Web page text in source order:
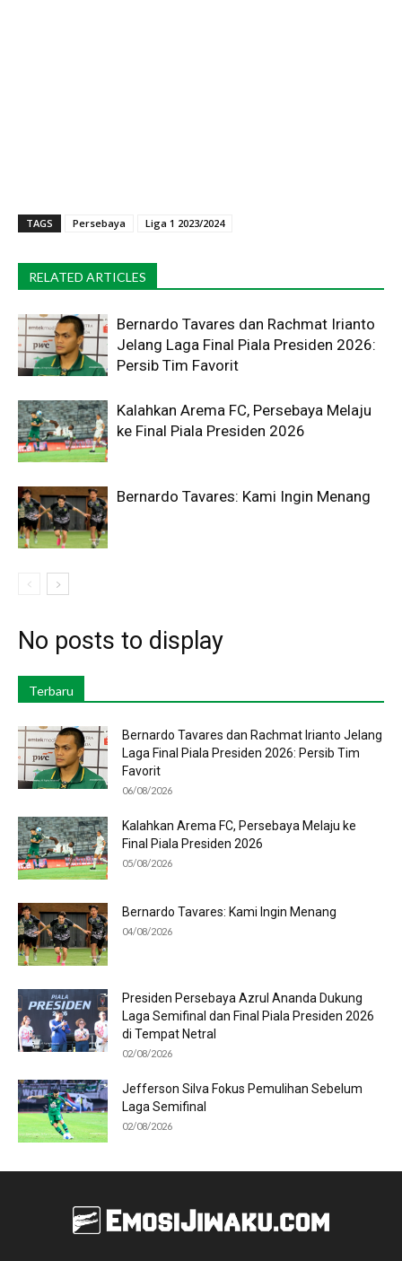
TAGS Persebaya Liga 1 2023/2024
RELATED ARTICLES
Bernardo Tavares dan Rachmat Irianto
Jelang Laga Final Piala Presiden 2026:
Persib Tim Favorit
Kalahkan Arema FC, Persebaya Melaju
ke Final Piala Presiden 2026
Bernardo Tavares: Kami Ingin Menang
No posts to display
Terbaru
Bernardo Tavares dan Rachmat Irianto Jelang
Laga Final Piala Presiden 2026: Persib Tim
Favorit
06/08/2026
Kalahkan Arema FC, Persebaya Melaju ke
Final Piala Presiden 2026
05/08/2026
Bernardo Tavares: Kami Ingin Menang
04/08/2026
Presiden Persebaya Azrul Ananda Dukung
Laga Semifinal dan Final Piala Presiden 2026
di Tempat Netral
02/08/2026
Jefferson Silva Fokus Pemulihan Sebelum
Laga Semifinal
02/08/2026